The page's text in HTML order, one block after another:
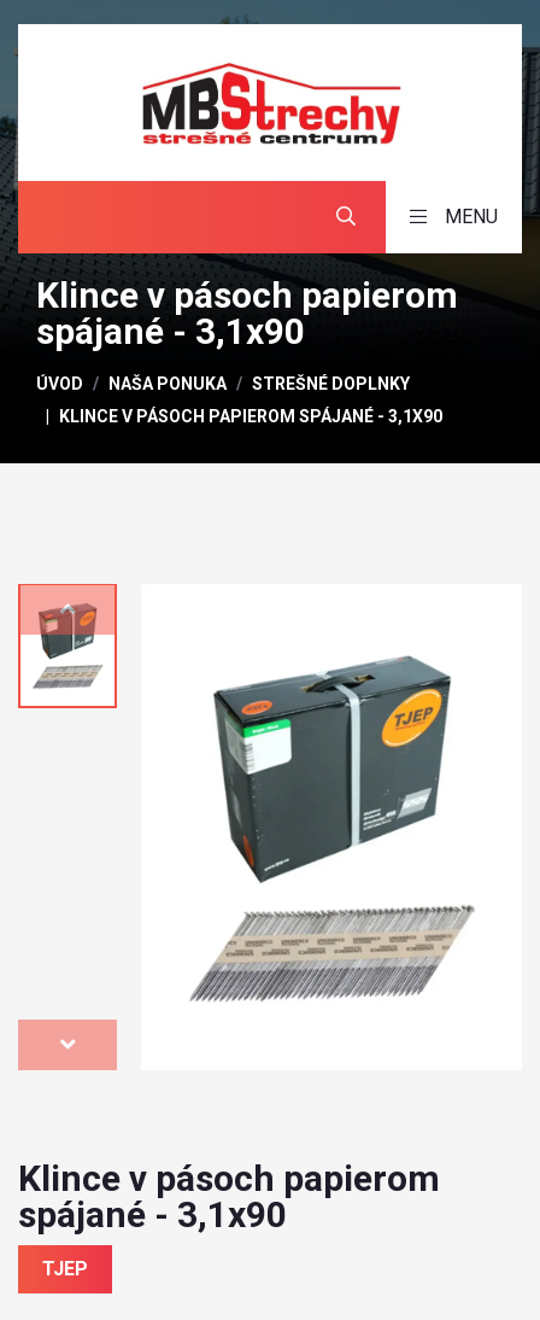
MENU
Klince v pásoch papierom
spájané - 3,1x90
ÚVOD NAŠA PONUKA
STREŠNÉ DOPLNKY
KLINCE V PÁSOCH PAPIEROM SPÁJANÉ - 3,1X90
Klince v pásoch papierom
spájané - 3,1x90
TJEP